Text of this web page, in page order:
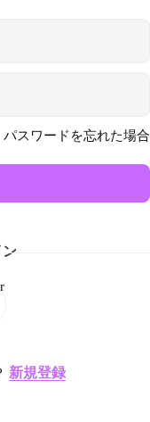
パスワードを忘れた場合
ン
新規登録